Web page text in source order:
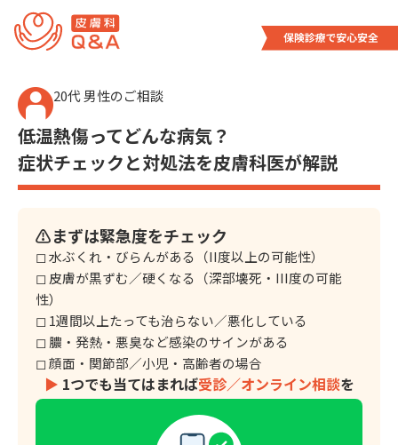
20代 男性のご相談
低温熱傷ってどんな病気？
症状チェックと対処法を皮膚科医が解説
⚠️まずは緊急度をチェック
◻︎ 水ぶくれ・びらんがある（II度以上の可能性）
◻︎ 皮膚が黒ずむ／硬くなる（深部壊死・III度の可能
性）
◻︎ 1週間以上たっても治らない／悪化している
◻︎ 膿・発熱・悪臭など感染のサインがある
◻︎ 顔面・関節部／小児・高齢者の場合
▶︎ 1つでも当てはまれば受診／オンライン相談を